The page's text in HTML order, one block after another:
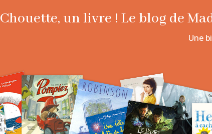
Chouette, un livre ! Le blog de
Une